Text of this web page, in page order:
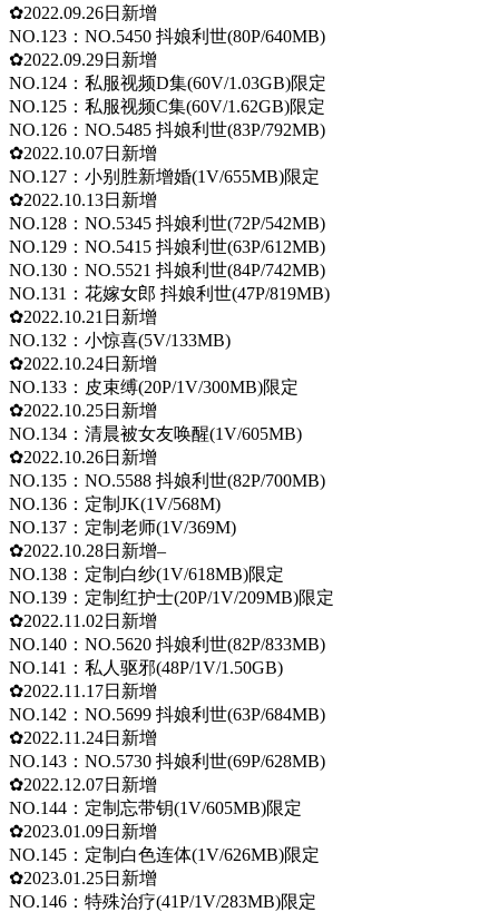
✿2022.09.26日新增
NO.123：NO.5450 抖娘利世(80P/640MB)
✿2022.09.29日新增
NO.124：私服视频D集(60V/1.03GB)限定
NO.125：私服视频C集(60V/1.62GB)限定
NO.126：NO.5485 抖娘利世(83P/792MB)
✿2022.10.07日新增
NO.127：小别胜新增婚(1V/655MB)限定
✿2022.10.13日新增
NO.128：NO.5345 抖娘利世(72P/542MB)
NO.129：NO.5415 抖娘利世(63P/612MB)
NO.130：NO.5521 抖娘利世(84P/742MB)
NO.131：花嫁女郎 抖娘利世(47P/819MB)
✿2022.10.21日新增
NO.132：小惊喜(5V/133MB)
✿2022.10.24日新增
NO.133：皮束缚(20P/1V/300MB)限定
✿2022.10.25日新增
NO.134：清晨被女友唤醒(1V/605MB)
✿2022.10.26日新增
NO.135：NO.5588 抖娘利世(82P/700MB)
NO.136：定制JK(1V/568M)
NO.137：定制老师(1V/369M)
✿2022.10.28日新增–
NO.138：定制白纱(1V/618MB)限定
NO.139：定制红护士(20P/1V/209MB)限定
✿2022.11.02日新增
NO.140：NO.5620 抖娘利世(82P/833MB)
NO.141：私人驱邪(48P/1V/1.50GB)
✿2022.11.17日新增
NO.142：NO.5699 抖娘利世(63P/684MB)
✿2022.11.24日新增
NO.143：NO.5730 抖娘利世(69P/628MB)
✿2022.12.07日新增
NO.144：定制忘带钥(1V/605MB)限定
✿2023.01.09日新增
NO.145：定制白色连体(1V/626MB)限定
✿2023.01.25日新增
NO.146：特殊治疗(41P/1V/283MB)限定